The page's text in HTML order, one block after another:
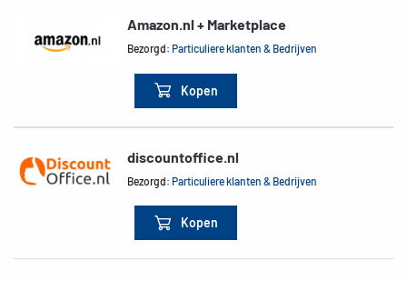
Amazon.nl + Marketplace
Bezorgd:Particuliere klanten & Bedrijven
Kopen
discountoffice.nl
Bezorgd:Particuliere klanten & Bedrijven
Kopen